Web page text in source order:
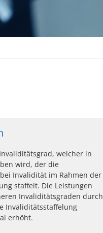
welcher in
wird, der die
Invalidität im Rahmen der
staffelt. Die Leistungen
Invaliditätsgraden durch
Invaliditätsstaffelung
erhöht.